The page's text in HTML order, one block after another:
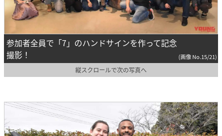
参加者全員で「7」のハンドサインを作って記念
撮影！
(画像 No.15/21)
縦スクロールで次の写真へ